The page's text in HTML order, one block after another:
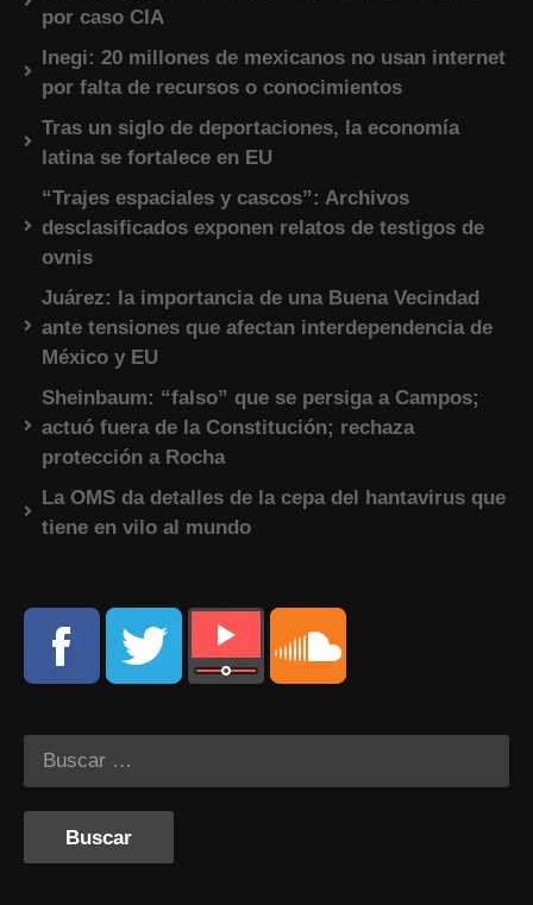
por caso CIA
Inegi: 20 millones de mexicanos no usan internet
por falta de recursos o conocimientos
Tras un siglo de deportaciones, la economía
latina se fortalece en EU
“Trajes espaciales y cascos”: Archivos
desclasificados exponen relatos de testigos de
ovnis
Juárez: la importancia de una Buena Vecindad
ante tensiones que afectan interdependencia de
México y EU
Sheinbaum: “falso” que se persiga a Campos;
actuó fuera de la Constitución; rechaza
protección a Rocha
La OMS da detalles de la cepa del hantavirus que
tiene en vilo al mundo